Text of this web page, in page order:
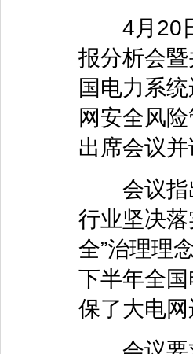
4月20日
报分析会
国电力系
网安全风
出席会议并
会议指出
行业坚决
全”治理理
下半年全
保了大电